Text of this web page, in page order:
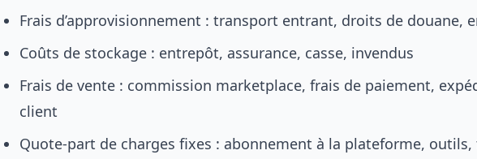
Frais d’approvisionnement : transport entrant, droits de douane,
Coûts de stockage : entrepôt, assurance, casse, invendus
Frais de vente : commission marketplace, frais de paiement,
client
Quote-part de charges fixes : abonnement à la plateforme, outils,